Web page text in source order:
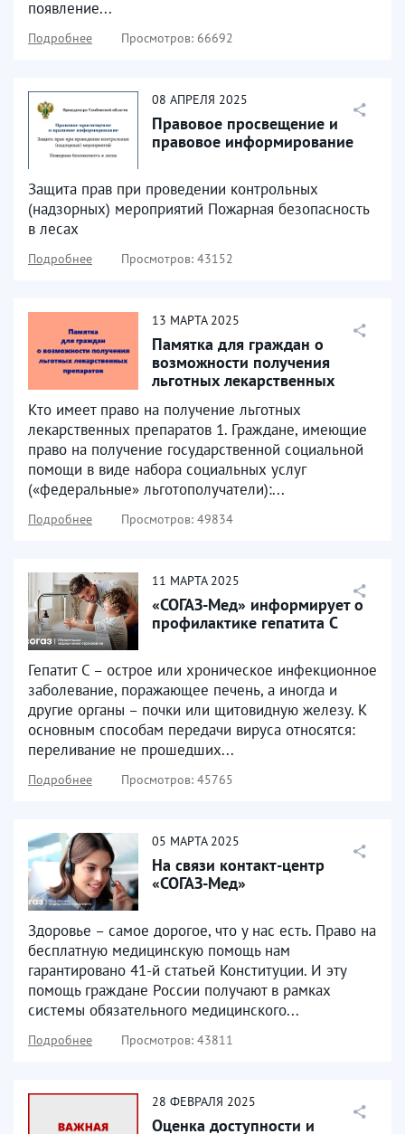
появление...
Подробнее Просмотров: 66692
08 АПРЕЛЯ 2025
Правовое просвещение и
правовое информирование
Защита прав при проведении контрольных
(надзорных) мероприятий Пожарная безопасность
в лесах
Подробнее Просмотров: 43152
13 МАРТА 2025
Памятка для граждан о
возможности получения
льготных лекарственных
Кто имеет право на получение льготных
лекарственных препаратов 1. Граждане, имеющие
право на получение государственной социальной
помощи в виде набора социальных услуг
(«федеральные» льготополучатели):...
Подробнее Просмотров: 49834
11 МАРТА 2025
«СОГАЗ-Мед» информирует о
профилактике гепатита С
Гепатит С – острое или хроническое инфекционное
заболевание, поражающее печень, а иногда и
другие органы – почки или щитовидную железу. К
основным способам передачи вируса относятся:
переливание не прошедших...
Подробнее Просмотров: 45765
05 МАРТА 2025
На связи контакт-центр
«СОГАЗ-Мед»
Здоровье – самое дорогое, что у нас есть. Право на
бесплатную медицинскую помощь нам
гарантировано 41-й статьей Конституции. И эту
помощь граждане России получают в рамках
системы обязательного медицинского...
Подробнее Просмотров: 43811
28 ФЕВРАЛЯ 2025
Оценка доступности и